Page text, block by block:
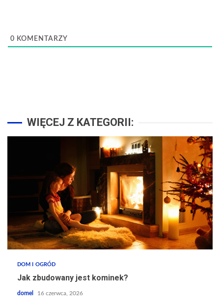
0 KOMENTARZY
WIĘCEJ Z KATEGORII:
DOM I OGRÓD
Jak zbudowany jest kominek?
domel 16 czerwca, 2026